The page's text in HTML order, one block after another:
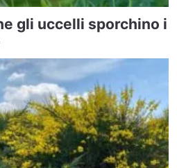
gli uccelli sporchino i